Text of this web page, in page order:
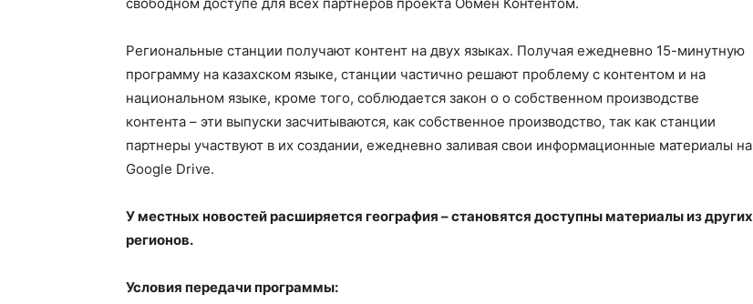
Региональные станции получают контент на двух языках. Получая ежедневно 15-минутную
программу на казахском языке, станции частично решают проблему с контентом и на
национальном языке, кроме того, соблюдается закон о о собственном производстве
контента – эти выпуски засчитываются, как собственное производство, так как станции
партнеры участвуют в их создании, ежедневно заливая свои информационные материалы на
Google Drive.
У местных новостей расширяется география – становятся доступны материалы из других
регионов.
Условия передачи программы: